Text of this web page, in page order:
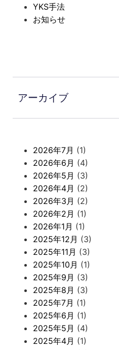
YKS手法
お知らせ
アーカイブ
2026年7月 (1)
2026年6月 (4)
2026年5月 (3)
2026年4月 (2)
2026年3月 (2)
2026年2月 (1)
2026年1月 (1)
2025年12月 (3)
2025年11月 (3)
2025年10月 (1)
2025年9月 (3)
2025年8月 (3)
2025年7月 (1)
2025年6月 (1)
2025年5月 (4)
2025年4月 (1)